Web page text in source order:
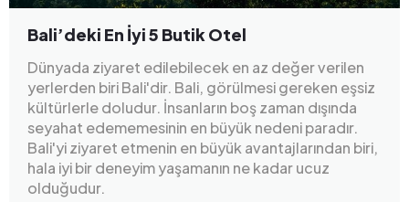
Bali’deki En İyi 5 Butik Otel
Dünyada ziyaret edilebilecek en az değer verilen
yerlerden biri Bali'dir. Bali, görülmesi gereken eşsiz
kültürlerle doludur. İnsanların boş zaman dışında
seyahat edememesinin en büyük nedeni paradır.
Bali'yi ziyaret etmenin en büyük avantajlarından biri,
hala iyi bir deneyim yaşamanın ne kadar ucuz
olduğudur.